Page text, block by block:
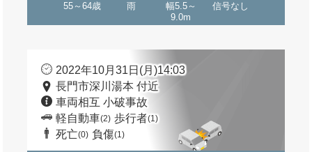
55～64歳 雨
幅5.5～
9.0m
信号なし
2022年10月31日(月)14:03
長門市深川湯本 付近
車両相互 小破事故
軽自動車(2) 歩行者(1)
死亡(0) 負傷(1)